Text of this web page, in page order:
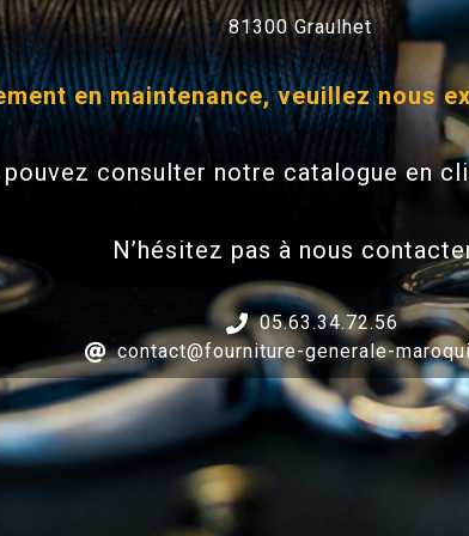
81300 Graulhet
en maintenance, veuillez nous
pouvez consulter notre catalogue en
N’hésitez pas à nous
05.63.34.72.56
contact@fourniture-generale-